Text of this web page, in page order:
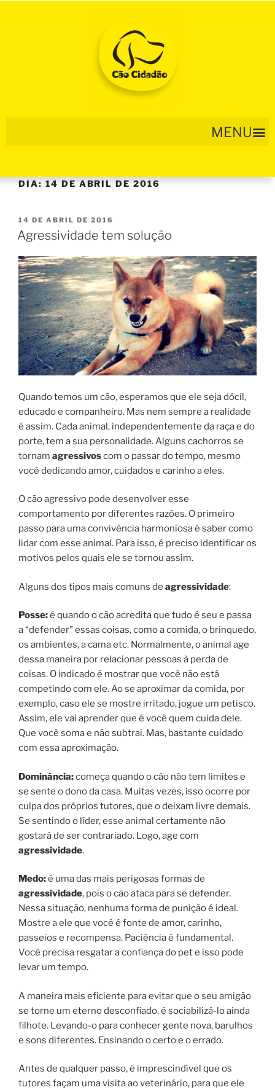
DIA:14 DE ABRIL DE 2016
14 DE ABRIL DE 2016
Agressividade tem solução
Quando temos um cão, esperamos que ele seja dócil,
educado e companheiro. Mas nem sempre a realidade
é assim. Cada animal, independentemente da raça e do
porte, tem a sua personalidade. Alguns cachorros se
tornam agressivoscom o passar do tempo, mesmo
você dedicando amor, cuidados e carinho a eles.
O cão agressivo pode desenvolver esse
comportamento por diferentes razões. O primeiro
passo para uma convivência harmoniosa é saber como
lidar com esse animal. Para isso, é preciso identificar os
motivos pelos quais ele se tornou assim.
Alguns dos tipos mais comuns de agressividade:
Posse:é quando o cão acredita que tudo é seu e passa
a “defender” essas coisas, como a comida, o brinquedo,
os ambientes, a cama etc. Normalmente, o animal age
dessa maneira por relacionar pessoas à perda de
coisas. O indicado é mostrar que você não está
competindo com ele. Ao se aproximar da comida, por
exemplo, caso ele se mostre irritado, jogue um petisco.
Assim, ele vai aprender que é você quem cuida dele.
Que você soma e não subtrai. Mas, bastante cuidado
com essa aproximação.
Dominância:começa quando o cão não tem limites e
se sente o dono da casa. Muitas vezes, isso ocorre por
culpa dos próprios tutores, que o deixam livre demais.
Se sentindo o líder, esse animal certamente não
gostará de ser contrariado. Logo, age com
agressividade.
Medo:é uma das mais perigosas formas de
agressividade, pois o cão ataca para se defender.
Nessa situação, nenhuma forma de punição é ideal.
Mostre a ele que você é fonte de amor, carinho,
passeios e recompensa. Paciência é fundamental.
Você precisa resgatar a confiança do pet e isso pode
levar um tempo.
A maneira mais eficiente para evitar que o seu amigão
se torne um eterno desconfiado, é sociabilizá-lo ainda
filhote. Levando-o para conhecer gente nova, barulhos
e sons diferentes. Ensinando o certo e o errado.
Antes de qualquer passo, é imprescindível que os
tutores façam uma visita ao veterinário, para que ele